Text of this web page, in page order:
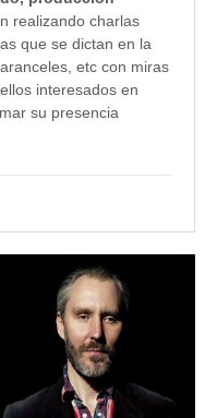
realizando charlas
que se dictan en la
etc con miras
interesados en
su presencia